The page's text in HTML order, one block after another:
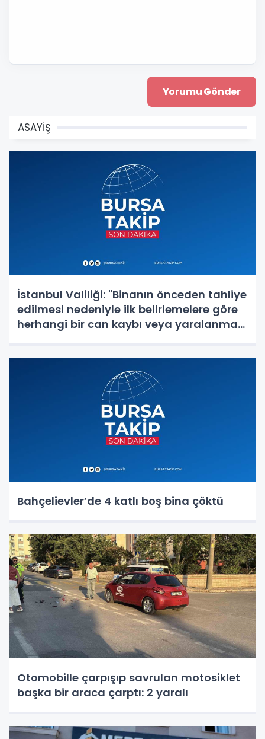
ASAYİŞ
İstanbul Valiliği: "Binanın önceden tahliye
edilmesi nedeniyle ilk belirlemelere göre
herhangi bir can kaybı veya yaralanma
Bahçelievler’de 4 katlı boş bina çöktü
Otomobille çarpışıp savrulan motosiklet
başka bir araca çarptı: 2 yaralı